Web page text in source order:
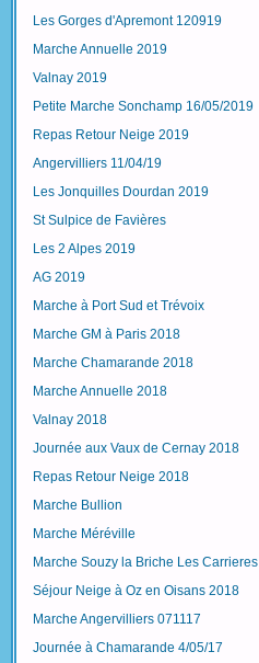
Les Gorges d'Apremont 120919
Marche Annuelle 2019
Valnay 2019
Petite Marche Sonchamp 16/05/2019
Repas Retour Neige 2019
Angervilliers 11/04/19
Les Jonquilles Dourdan 2019
St Sulpice de Favières
Les 2 Alpes 2019
AG 2019
Marche à Port Sud et Trévoix
Marche GM à Paris 2018
Marche Chamarande 2018
Marche Annuelle 2018
Valnay 2018
Journée aux Vaux de Cernay 2018
Repas Retour Neige 2018
Marche Bullion
Marche Méréville
Marche Souzy la Briche Les Carrieres
Séjour Neige à Oz en Oisans 2018
Marche Angervilliers 071117
Journée à Chamarande 4/05/17